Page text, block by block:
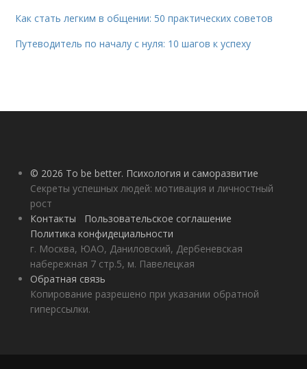
Как стать легким в общении: 50 практических советов
Путеводитель по началу с нуля: 10 шагов к успеху
© 2026 To be better. Психология и саморазвитие
Секреты успешных людей: мотивация и личностный
рост
Контакты
Пользовательское соглашение
Политика конфидециальности
г. Москва, ЮАО, Даниловский, Дербеневская
набережная 7 стр.5, м. Павелецкая
Обратная связь
Копирование разрешено при указании обратной
гиперссылки.